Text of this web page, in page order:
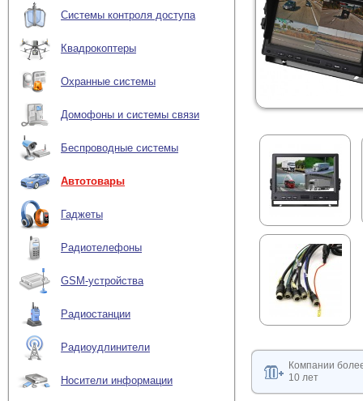
Системы контроля доступа
Квадрокоптеры
Охранные системы
Домофоны и системы связи
Беспроводные системы
Автотовары
Гаджеты
Радиотелефоны
GSM-устройства
Радиостанции
Радиоудлинители
Носители информации
Компании
10 лет